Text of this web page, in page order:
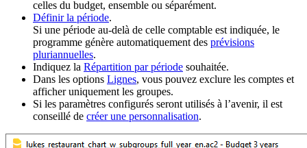
celles du budget, ensemble ou séparément.
Définir la période.
Si une période au-delà de celle comptable est indiquée, le
programme génère automatiquement des prévisions
pluriannuelles.
Indiquez la Répartition par période souhaitée.
Dans les options Lignes, vous pouvez exclure les comptes et
afficher uniquement les groupes.
Si les paramètres configurés seront utilisés à l’avenir, il est
conseillé de créer une personnalisation.